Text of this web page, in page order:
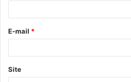
*
E-mail *
Site